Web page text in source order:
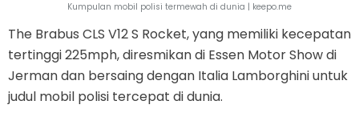
Kumpulan mobil polisi termewah di dunia | keepo.me
The Brabus CLS V12 S Rocket, yang memiliki kecepatan
tertinggi 225mph, diresmikan di Essen Motor Show di
Jerman dan bersaing dengan Italia Lamborghini untuk
judul mobil polisi tercepat di dunia.